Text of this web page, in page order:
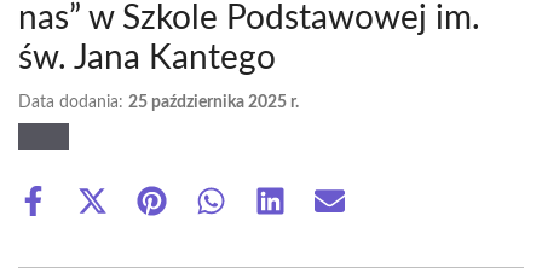
nas” w Szkole Podstawowej im.
św. Jana Kantego
Data dodania: 25 października 2025 r.
Share
Share
(Twitter)
Share Share Share Share